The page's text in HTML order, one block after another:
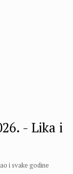
- Lika i
i svake godine